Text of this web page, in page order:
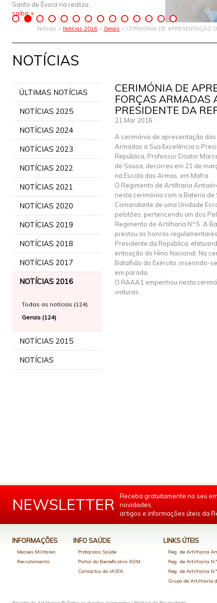
Santo de Évora na realiza...
saiba +
Notícias > Notícias 2016 > Gerais > CERIMÓNIA DE APRESENTAÇÃO
NOTÍCIAS
ÚLTIMAS NOTÍCIAS
NOTÍCIAS 2025
NOTÍCIAS 2024
NOTÍCIAS 2023
NOTÍCIAS 2022
NOTÍCIAS 2021
NOTÍCIAS 2020
NOTÍCIAS 2019
NOTÍCIAS 2018
NOTÍCIAS 2017
NOTÍCIAS 2016
Todas as notícias (124)
Gerais (124)
NOTÍCIAS 2015
NOTÍCIAS
CERIMÓNIA DE
FORÇAS ARMADAS
PRESIDENTE DA
21 Mar 2016
A cerimónia de apresentação
Armadas a Sua Excelência o
República, Professor Doutor
de Sousa, decorreu em 21 de
na Escola das Armas, em Mafra.
O Regimento de Artilharia
nesta cerimónia com a Bateria de
Comandante de uma Unidade
pelotões, pertencendo um dos
Regimento de Artilharia N.º 5. A
prestou as honras
Presidente da República,
entoação do Hino Nacional. Na
Batalhão do Exército, inserindo-
em parada.
O RAAA1 empenhou nesta
viaturas.
NEWSLETTER
Receba gratuitamente no seu
novidades,
artigos e informações úteis da
INFORMAÇÕES
Messes Militares
Recrutamento
INFO SAÚDE
Protocolos Saúde
Portal do Beneficiário ADM
Contactos do IASFA
LINKS ÚTEIS
Reg. de Artilharia
Reg. de Artilharia
Reg. de Artilharia
Grupo de Artilharia